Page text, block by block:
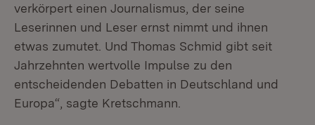
verkörpert einen Journalismus, der seine
Leserinnen und Leser ernst nimmt und ihnen
etwas zumutet. Und Thomas Schmid gibt seit
Jahrzehnten wertvolle Impulse zu den
entscheidenden Debatten in Deutschland und
Europa“, sagte Kretschmann.